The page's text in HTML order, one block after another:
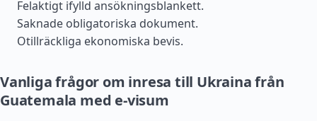
Felaktigt ifylld ansökningsblankett.
Saknade obligatoriska dokument.
Otillräckliga ekonomiska bevis.
Vanliga frågor om inresa till Ukraina från
Guatemala med e-visum